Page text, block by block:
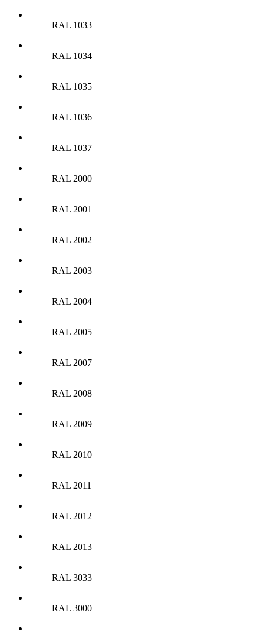
RAL 1033
RAL 1034
RAL 1035
RAL 1036
RAL 1037
RAL 2000
RAL 2001
RAL 2002
RAL 2003
RAL 2004
RAL 2005
RAL 2007
RAL 2008
RAL 2009
RAL 2010
RAL 2011
RAL 2012
RAL 2013
RAL 3033
RAL 3000